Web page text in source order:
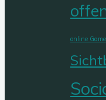
online